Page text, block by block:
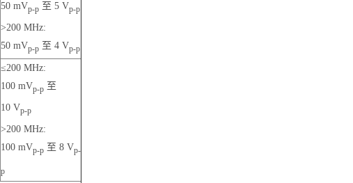
50 mVp-p至 5 Vp-p
>200 MHz:
50 mVp-p 至 4 Vp-p
≤200 MHz:
100 mVp-p至
10 Vp-p
>200 MHz:
100 mVp-p 至 8 Vp-
p